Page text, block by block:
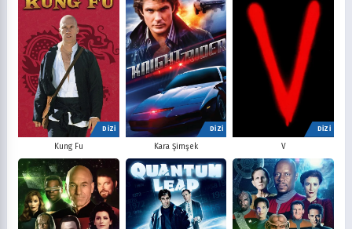
DİZİ
Kung Fu
DİZİ
Kara Şimşek
DİZİ
V